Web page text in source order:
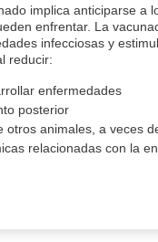
implica anticiparse a
enfrentar. La
infecciosas y
reducir:
enfermedades
posterior
otros animales, a veces
relacionadas con la